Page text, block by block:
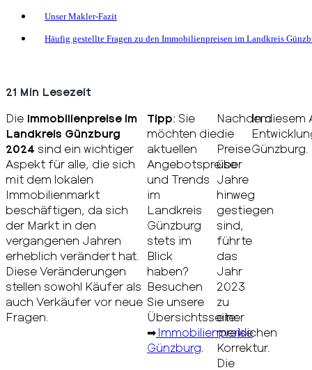
Unser Makler-Fazit
Häufig gestellte Fragen zu den Immobilienpreisen im Landkreis
21 Min Lesezeit
Die Immobilienpreise im
Landkreis Günzburg
2024 sind ein wichtiger
Aspekt für alle, die sich
mit dem lokalen
Immobilienmarkt
beschäftigen, da sich
der Markt in den
vergangenen Jahren
erheblich verändert hat.
Diese Veränderungen
stellen sowohl Käufer als
auch Verkäufer vor neue
Fragen.
Tipp: Sie
möchten die
aktuellen
Angebotspreise
und Trends
im
Landkreis
Günzburg
stets im
Blick
haben?
Besuchen
Sie unsere
Übersichtsseite:
➡ Immobilienpreise
Günzburg
Nachdem
die
Preise
über
Jahre
hinweg
gestiegen
sind,
führte
das
Jahr
2023
zu
einer
merklichen
Korrektur.
Die
In diesem
Günzburg.